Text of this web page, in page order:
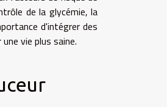
de la glycémie, la
d'intégrer des
vie plus saine.